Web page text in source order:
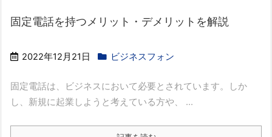
固定電話を持つメリット・デメリットを解説
2022年12月21日 ビジネスフォン
固定電話は、ビジネスにおいて必要とされています。しか
し、新規に起業しようと考えている方や、 ...